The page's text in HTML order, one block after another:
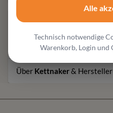
Produktbeschreibung
Produktausführungen
Über Kettnaker&
Alle
Technisch notwendige
Warenkorb, Login